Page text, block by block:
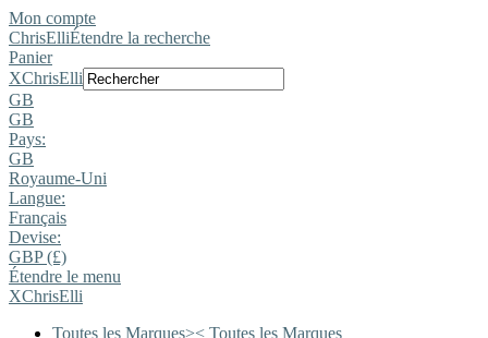
Mon compte
ChrisElliÉtendre la recherche
Panier
XChrisElli
GB
GB
Pays:
GB
Royaume-Uni
Langue:
Français
Devise:
GBP (£)
Étendre le menu
XChrisElli
Toutes les Marques>< Toutes les Marques